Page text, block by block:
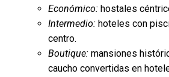
Económico: hostales
Intermedio: hoteles con
centro.
Boutique: mansiones
caucho convertidas en